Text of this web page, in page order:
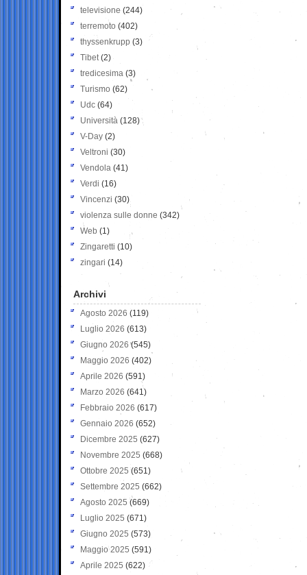
televisione(244)
terremoto (402)
thyssenkrupp (3)
Tibet(2)
tredicesima (3)
Turismo (62)
Udc (64)
Università (128)
V-Day (2)
Veltroni (30)
Vendola (41)
Verdi (16)
Vincenzi (30)
violenza sulle donne (342)
Web (1)
Zingaretti (10)
zingari (14)
Archivi
Agosto 2026 (119)
Luglio 2026 (613)
Giugno 2026 (545)
Maggio 2026 (402)
Aprile 2026 (591)
Marzo 2026 (641)
Febbraio 2026 (617)
Gennaio 2026 (652)
Dicembre 2025 (627)
Novembre 2025 (668)
Ottobre 2025 (651)
Settembre 2025 (662)
Agosto 2025 (669)
Luglio 2025 (671)
Giugno 2025 (573)
Maggio 2025 (591)
Aprile 2025 (622)